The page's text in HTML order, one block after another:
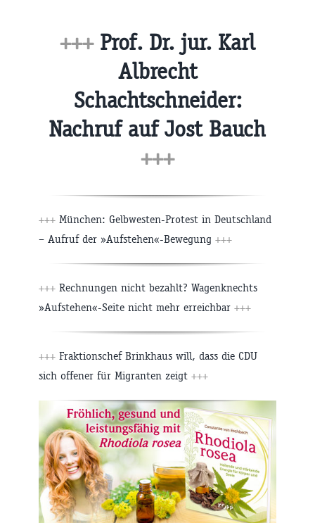
+++ Prof. Dr. jur. Karl
Albrecht
Schachtschneider:
Nachruf auf Jost Bauch
+++
+++ München: Gelbwesten-Protest in Deutschland
– Aufruf der »Aufstehen«-Bewegung +++
+++ Rechnungen nicht bezahlt? Wagenknechts
»Aufstehen«-Seite nicht mehr erreichbar +++
+++ Fraktionschef Brinkhaus will, dass die CDU
sich offener für Migranten zeigt +++